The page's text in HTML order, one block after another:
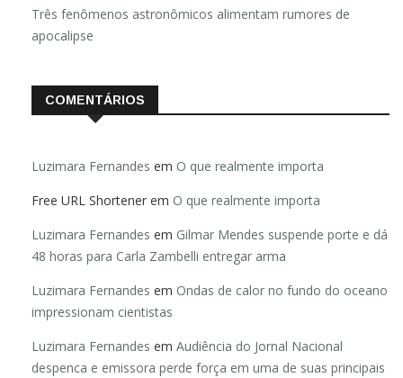
Três fenômenos astronômicos alimentam rumores de
apocalipse
COMENTÁRIOS
Luzimara Fernandes em O que realmente importa
Free URL Shortener em O que realmente importa
Luzimara Fernandes em Gilmar Mendes suspende porte e dá
48 horas para Carla Zambelli entregar arma
Luzimara Fernandes em Ondas de calor no fundo do oceano
impressionam cientistas
Luzimara Fernandes em Audiência do Jornal Nacional
despenca e emissora perde força em uma de suas principais